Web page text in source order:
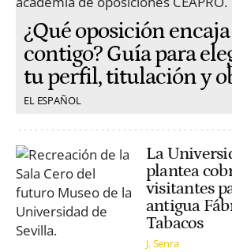
¿Qué oposición
contigo? Guía para
tu perfil, titulación y
EL ESPAÑOL
La
plantea
visitantes
antigua
Tabacos
J. Senra